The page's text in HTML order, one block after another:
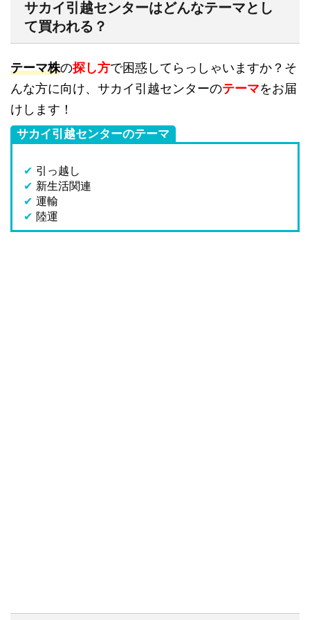
サカイ引越センターはどんなテーマとし
て買われる？
テーマ株の探し方で困惑してらっしゃいますか？そ
んな方に向け、サカイ引越センターのテーマをお届
けします！
サカイ引越センターのテーマ
✔ 引っ越し
✔ 新生活関連
✔ 運輸
✔ 陸運